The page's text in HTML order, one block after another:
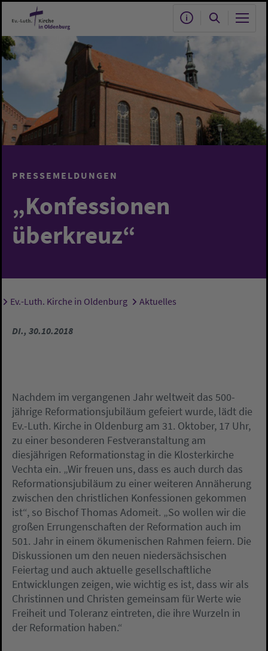
Zum Hauptinhalt springen
PRESSEMELDUNGEN
„Konfessionen
überkreuz“
Sie sind hier:
Ev.-Luth. Kirche in Oldenburg Aktuelles
DI., 30.10.2018
Nachdem im vergangenen Jahr weltweit das 500-
jährige Reformationsjubiläum gefeiert wurde, lädt die
Ev.-Luth. Kirche in Oldenburg am 31. Oktober, 17 Uhr,
zu einer besonderen Festveranstaltung am
diesjährigen Reformationstag in die Klosterkirche
Vechta ein. „Wir freuen uns, dass es auch durch das
Reformationsjubiläum zu einer weiteren Annäherung
zwischen den christlichen Konfessionen gekommen
ist“, so Bischof Thomas Adomeit. „So wollen wir die
großen Errungenschaften der Reformation auch im
501. Jahr in einem ökumenischen Rahmen feiern. Die
Diskussionen um den neuen niedersächsischen
Feiertag und auch aktuelle gesellschaftliche
Entwicklungen zeigen, wie wichtig es ist, dass wir als
Christinnen und Christen gemeinsam für Werte wie
Freiheit und Toleranz eintreten, die ihre Wurzeln in
der Reformation haben.“